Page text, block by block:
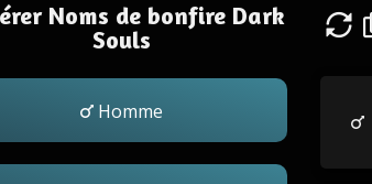
Noms de bonfire Dark
Souls
Homme